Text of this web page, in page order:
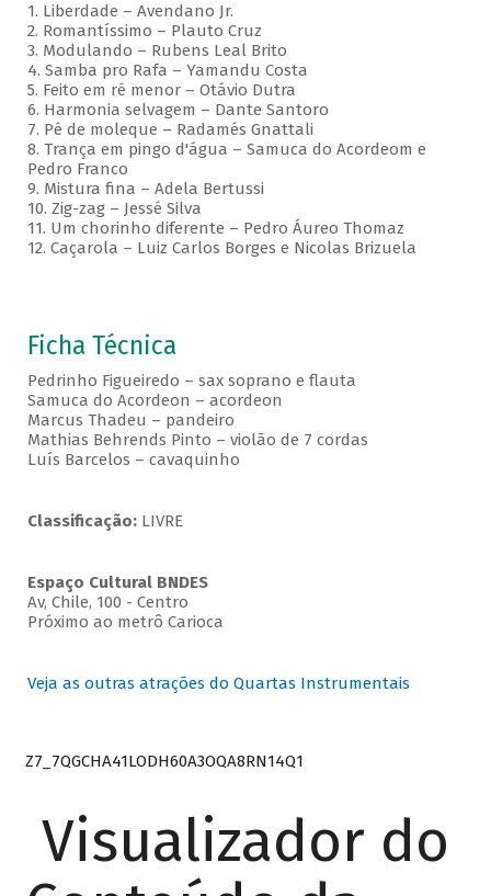
1. Liberdade – Avendano Jr.
2. Romantíssimo – Plauto Cruz
3. Modulando – Rubens Leal Brito
4. Samba pro Rafa – Yamandu Costa
5. Feito em ré menor – Otávio Dutra
6. Harmonia selvagem – Dante Santoro
7. Pé de moleque – Radamés Gnattali
8. Trança em pingo d'água – Samuca do Acordeom e
Pedro Franco
9. Mistura fina – Adela Bertussi
10. Zig-zag – Jessé Silva
11. Um chorinho diferente – Pedro Áureo Thomaz
12. Caçarola – Luiz Carlos Borges e Nicolas Brizuela
Ficha Técnica
Pedrinho Figueiredo – sax soprano e flauta
Samuca do Acordeon – acordeon
Marcus Thadeu – pandeiro
Mathias Behrends Pinto – violão de 7 cordas
Luís Barcelos – cavaquinho
Classificação: LIVRE
Espaço Cultural BNDES
Av, Chile, 100 - Centro
Próximo ao metrô Carioca
Veja as outras atrações do Quartas Instrumentais
Z7_7QGCHA41LODH60A3OQA8RN14Q1
Visualizador do